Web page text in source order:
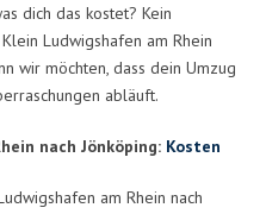
dich das kostet? Kein
Ludwigshafen am Rhein
wir möchten, dass dein Umzug
abläuft.
nach Jönköping: Kosten
am Rhein nach